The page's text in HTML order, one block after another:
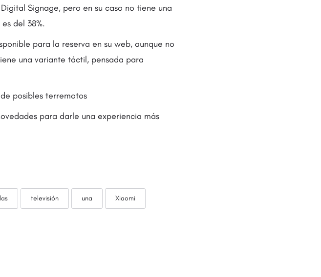
Signage, pero en su caso no tiene una
del 38%.
para la reserva en su web, aunque no
una variante táctil, pensada para
posibles terremotos
para darle una experiencia más
televisión una Xiaomi